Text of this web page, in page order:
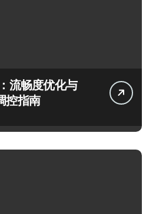
流畅度优化与
控指南